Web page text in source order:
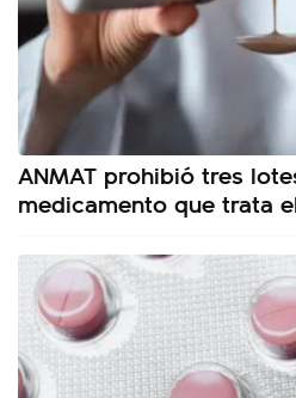
ANMAT prohibió tres
medicamento que trata